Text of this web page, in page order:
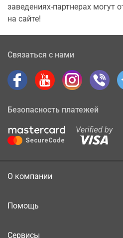
заведениях-партнерах могут
на сайте!
Связаться с нами
Безопасность платежей
О компании
Помощь
Сервисы